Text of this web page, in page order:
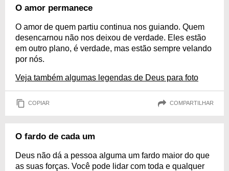
O amor permanece
O amor de quem partiu continua nos guiando. Quem
desencarnou não nos deixou de verdade. Eles estão
em outro plano, é verdade, mas estão sempre velando
por nós.
Veja também algumas legendas de Deus para foto
COPIAR COMPARTILHAR
O fardo de cada um
Deus não dá a pessoa alguma um fardo maior do que
as suas forças. Você pode lidar com toda e qualquer